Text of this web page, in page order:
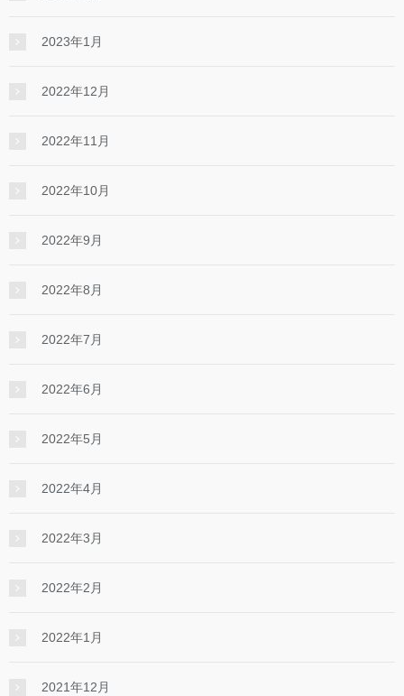
2023年1月
2022年12月
2022年11月
2022年10月
2022年9月
2022年8月
2022年7月
2022年6月
2022年5月
2022年4月
2022年3月
2022年2月
2022年1月
2021年12月